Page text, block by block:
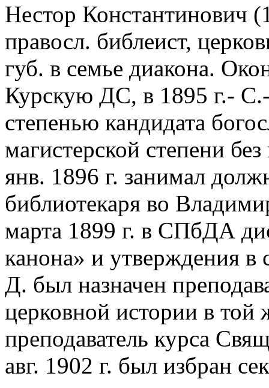
Нестор Константинович
правосл. библеист,
губ. в семье диакона.
Курскую ДС, в 1895 г.-
степенью кандидата
магистерской степени
янв. 1896 г. занимал
библиотекаря во
марта 1899 г. в СПбДА
канона» и утверждения в
Д. был назначен
церковной истории в
преподаватель курса
авг. 1902 г. был избран